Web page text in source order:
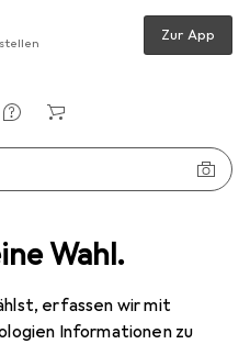
Wahl.
erfassen wir mit
Informationen zu
Zur App
Durchmesser 65 mm